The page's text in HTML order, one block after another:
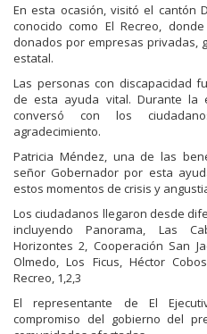
En esta ocasión, visitó el cantón
conocido como El Recreo,
donados por empresas privadas,
estatal.
Las personas con discapacidad
de esta ayuda vital. Durante la
conversó con los
agradecimiento.
Patricia Méndez, una de las
señor Gobernador por esta
estos momentos de crisis y
Los ciudadanos llegaron desde
incluyendo Panorama, Las
Horizontes 2, Cooperación San
Olmedo, Los Ficus, Héctor
Recreo, 1,2,3
El representante de El
compromiso del gobierno del